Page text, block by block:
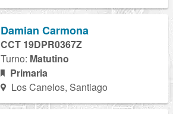
Damian Carmona
CCT 19DPR0367Z
Turno: Matutino
Primaria
Los Canelos, Santiago